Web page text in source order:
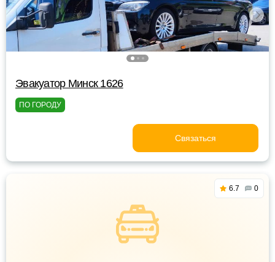
Эвакуатор Минск 1626
ПО ГОРОДУ
Связаться
6.7 0